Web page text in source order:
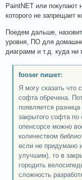
PaintNET или покупают
которого не запрещает
Поедем дальше,
уровня, ПО для
диаграмм и т.д. куда ни
fooser пишет:
Я могу сказать что
софта обречена.
появляется
закрытого софта
опенсорсе можно
количеством
если не придумано
улучшим), то в
городить
сложность